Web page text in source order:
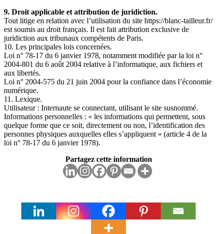
9. Droit applicable et attribution de juridiction.
Tout litige en relation avec l’utilisation du site https://blanc-tailleur.fr/
est soumis au droit français. Il est fait attribution exclusive de
juridiction aux tribunaux compétents de Paris.
10. Les principales lois concernées.
Loi n° 78-17 du 6 janvier 1978, notamment modifiée par la loi n°
2004-801 du 6 août 2004 relative à l’informatique, aux fichiers et
aux libertés.
Loi n° 2004-575 du 21 juin 2004 pour la confiance dans l’économie
numérique.
11. Lexique.
Utilisateur : Internaute se connectant, utilisant le site susnommé.
Informations personnelles : « les informations qui permettent, sous
quelque forme que ce soit, directement ou non, l’identification des
personnes physiques auxquelles elles s’appliquent » (article 4 de la
loi n° 78-17 du 6 janvier 1978).
Partagez cette information